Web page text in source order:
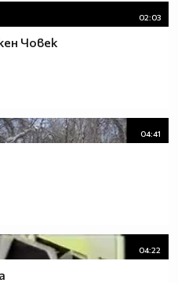
02:03
Човек
04:41
04:22